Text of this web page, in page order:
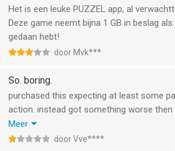
Het is een leuke PUZZEL app, al
Deze game neemt bijna 1 GB in beslag
gedaan hebt!
door Mvk***
So. boring.
purchased this expecting at least some
action. instead got something worse then
it's like a rambo styled hair comb, like a
terminator. it bores me to the limit and
Meer
door Vve****